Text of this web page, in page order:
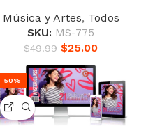
Música y Artes, Todos
SKU: MS-775
$49.99 $25.00
-50%